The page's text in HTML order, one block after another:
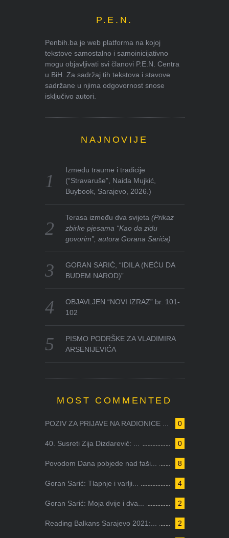
P.E.N.
Penbih.ba je web platforma na kojoj
tekstove samostalno i samoinicijativno
mogu objavljivati svi članovi P.E.N. Centra
u BiH. Za sadržaj tih tekstova i stavove
sadržane u njima odgovornost snose
isključivo autori.
NAJNOVIJE
Između traume i tradicije
(“Stravaruše”, Naida Mujkić,
Buybook, Sarajevo, 2026.)
Terasa između dva svijeta(Prikaz
zbirke pjesama “Kao da zidu
govorim”, autora Gorana Sarića)
GORAN SARIĆ, “IDILA (NEĆU DA
BUDEM NAROD)”
OBJAVLJEN “NOVI IZRAZ” br. 101-
102
PISMO PODRŠKE ZA VLADIMIRA
ARSENIJEVIĆA
MOST COMMENTED
0
POZIV ZA PRIJAVE NA RADIONICE ...
0
40. Susreti Zija Dizdarević: ...
8
Povodom Dana pobjede nad faši...
4
Goran Sarić: Tlapnje i varlji...
2
Goran Sarić: Moja dvije i dva...
2
Reading Balkans Sarajevo 2021:...